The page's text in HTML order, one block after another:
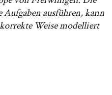
ausführen, kann
Weise modelliert